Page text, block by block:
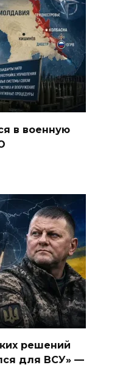
в военную
решений
для ВСУ» —